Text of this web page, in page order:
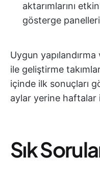
aktarımlarını
gösterge
Uygun
ile geliştirme
içinde ilk sonuçları
aylar yerine haftalar
Sık